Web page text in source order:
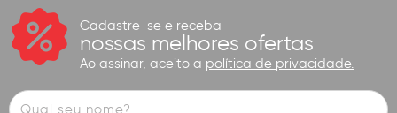
Cadastre-se e receba
nossas melhores ofertas
Ao assinar, aceito a política de privacidade.